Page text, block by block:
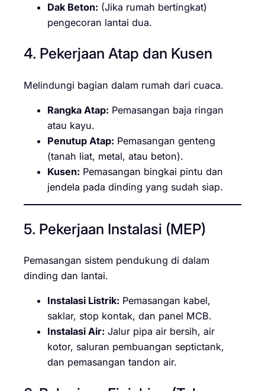
Dak Beton: (Jika rumah bertingkat)
pengecoran lantai dua.
4. Pekerjaan Atap dan Kusen
Melindungi bagian dalam rumah dari cuaca.
Rangka Atap: Pemasangan baja ringan
atau kayu.
Penutup Atap: Pemasangan genteng
(tanah liat, metal, atau beton).
Kusen: Pemasangan bingkai pintu dan
jendela pada dinding yang sudah siap.
5. Pekerjaan Instalasi (MEP)
Pemasangan sistem pendukung di dalam
dinding dan lantai.
Instalasi Listrik: Pemasangan kabel,
saklar, stop kontak, dan panel MCB.
Instalasi Air: Jalur pipa air bersih, air
kotor, saluran pembuangan septictank,
dan pemasangan tandon air.